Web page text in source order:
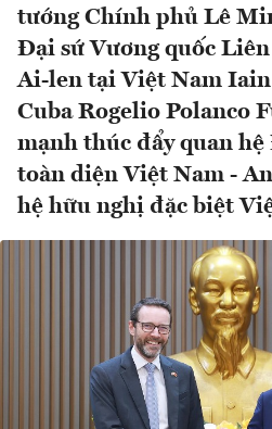
tướng Chính phủ Lê
Đại sứ Vương quốc
Ai-len tại Việt Nam
Cuba Rogelio Polanco
mạnh thúc đẩy quan
toàn diện Việt Nam -
hệ hữu nghị đặc biệt